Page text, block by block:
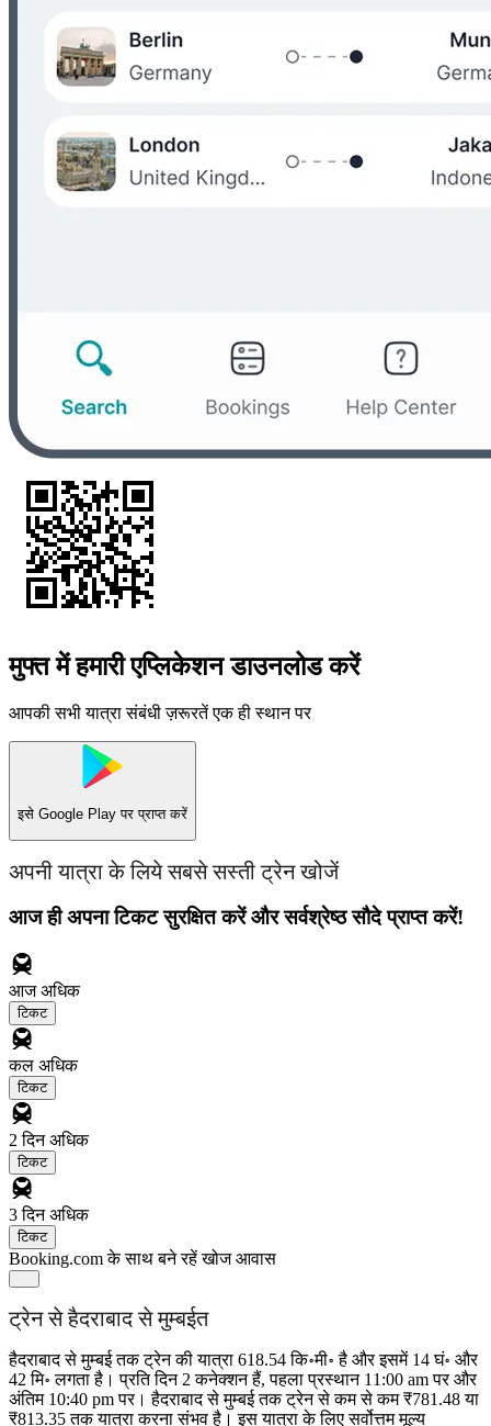
मुफ्त में हमारी एप्लिकेशन डाउनलोड करें
आपकी सभी यात्रा संबंधी ज़रूरतें एक ही स्थान पर
इसे Google Play पर प्राप्त करें
अपनी यात्रा के लिये सबसे सस्ती ट्रेन खोजें
आज ही अपना टिकट सुरक्षित करें और सर्वश्रेष्ठ सौदे प्राप्त करें!
आजअधिक
टिकट
कल अधिक
टिकट
2 दिनअधिक
टिकट
3 दिनअधिक
टिकट
Booking.com के साथ बने रहें खोज आवास
ट्रेन से हैदराबाद से मुम्बईत
हैदराबाद से मुम्बई तक ट्रेन की यात्रा 618.54 कि॰मी॰ है और इसमें 14 घं॰ और
42 मि॰ लगता है। प्रति दिन 2 कनेक्शन हैं, पहला प्रस्थान 11:00 am पर और
अंतिम 10:40 pm पर। हैदराबाद से मुम्बई तक ट्रेन से कम से कम ₹781.48 या
₹813.35 तक यात्रा करना संभव है। इस यात्रा के लिए सर्वोत्तम मूल्य